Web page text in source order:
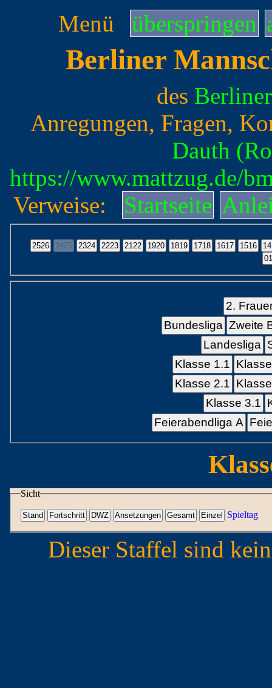
Menü überspringen
Berliner
des
Anregungen, Fragen,
Dauth
https://www.mattzug.de/
Verweise:
Startseite
2.
Bundesliga Zweite
Landesliga
Klasse 1.1
Klasse 2.1
Klasse 3.1
Feierabendliga A
Sicht
Spieltag
Dieser Staffel sind